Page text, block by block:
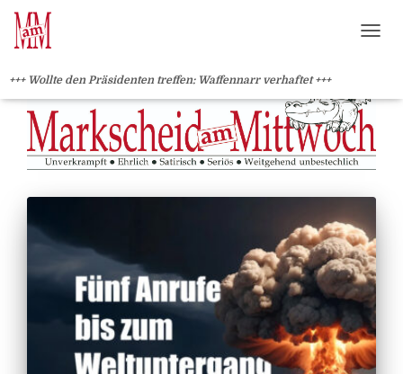
+++ Wollte den Präsidenten treffen: Waffennarr verhaftet +++